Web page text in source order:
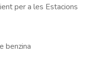
per a les Estacions
benzina